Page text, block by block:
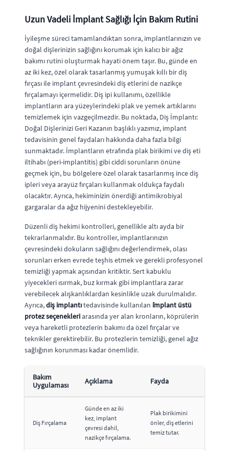
Uzun Vadeli İmplant Sağlığı İçin Bakım Rutini
İyileşme süreci tamamlandıktan sonra, implantlarınızın ve
doğal dişlerinizin sağlığını korumak için kalıcı bir ağız
bakımı rutini oluşturmak hayati önem taşır. Bu, günde en
az iki kez, özel olarak tasarlanmış yumuşak kıllı bir diş
fırçası ile implant çevresindeki diş etlerini de nazikçe
fırçalamayı içermelidir. Diş ipi kullanımı, özellikle
implantların ara yüzeylerindeki plak ve yemek artıklarını
temizlemek için vazgeçilmezdir. Bu noktada, Diş İmplantı:
Doğal Dişlerinizi Geri Kazanın başlıklı yazımız, implant
tedavisinin genel faydaları hakkında daha fazla bilgi
sunmaktadır. İmplantların etrafında plak birikimi ve diş eti
iltihabı (peri-implantitis) gibi ciddi sorunların önüne
geçmek için, bu bölgelere özel olarak tasarlanmış ince diş
ipleri veya arayüz fırçaları kullanmak oldukça faydalı
olacaktır. Ayrıca, hekiminizin önerdiği antimikrobiyal
gargaralar da ağız hijyenini destekleyebilir.
Düzenli diş hekimi kontrolleri, genellikle altı ayda bir
tekrarlanmalıdır. Bu kontroller, implantlarınızın
çevresindeki dokuların sağlığını değerlendirmek, olası
sorunları erken evrede teşhis etmek ve gerekli profesyonel
temizliği yapmak açısından kritiktir. Sert kabuklu
yiyecekleri ısırmak, buz kırmak gibi implantlara zarar
verebilecek alışkanlıklardan kesinlikle uzak durulmalıdır.
Ayrıca,diş implantıtedavisinde kullanılan i̇mplant üstü
protez seçenekleriarasında yer alan kronların, köprülerin
veya hareketli protezlerin bakımı da özel fırçalar ve
teknikler gerektirebilir. Bu protezlerin temizliği, genel ağız
sağlığının korunması kadar önemlidir.
Bakım
Uygulaması
Açıklama Fayda
Diş Fırçalama
Günde en az iki
kez, implant
çevresi dahil,
nazikçe fırçalama.
Plak birikimini
önler, diş etlerini
temiz tutar.